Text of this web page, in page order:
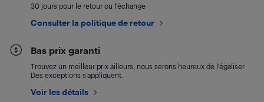
30 jours pour le retour ou l’échange
Consulter la politique de retour
Bas prix garanti
Trouvez un meilleur prix ailleurs, nous serons heureux de l’égaliser.
Des exceptions s’appliquent.
Voir les détails